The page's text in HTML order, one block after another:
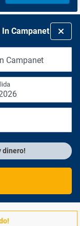
Campanet
Campanet
dinero!